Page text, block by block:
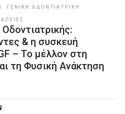
ΓΕΝΙΚΉ ΟΔΟΝΤΙΑΤΡΙΚΉ
& η συσκευή
– Το μέλλον στη
τη Φυσική Ανάκτηση